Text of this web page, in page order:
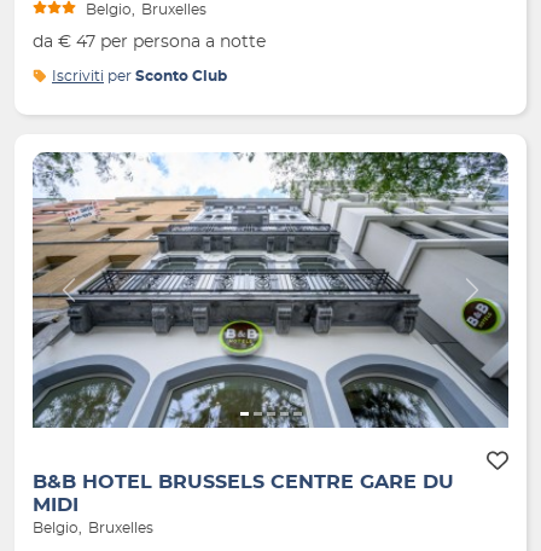
Belgio Bruxelles
da € 47 per persona a notte
Iscriviti per Sconto Club
Indietro Avanti
B&B HOTEL BRUSSELS CENTRE GARE DU
MIDI
Belgio Bruxelles